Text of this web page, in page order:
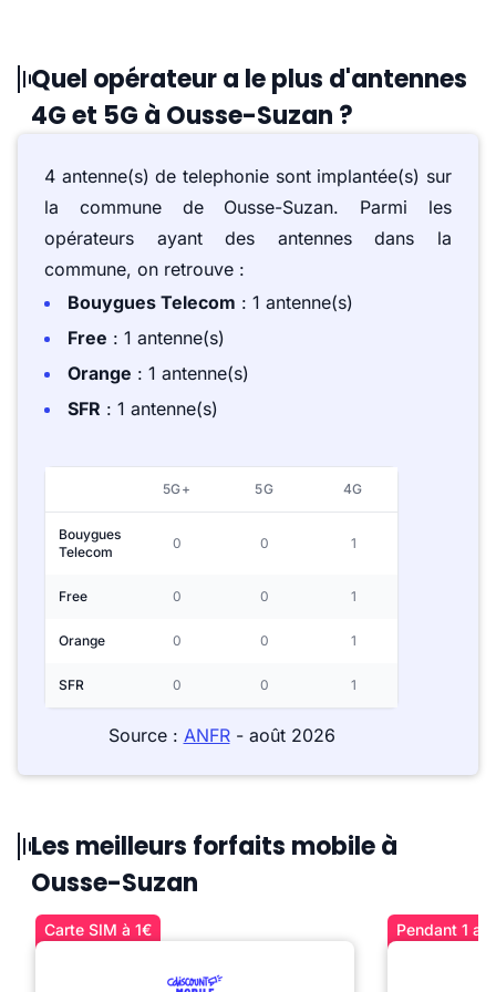
Quel opérateur a le plus d'antennes
4G et 5G à Ousse-Suzan ?
4 antenne(s) de telephonie sont implantée(s) sur
la commune de Ousse-Suzan. Parmi les
opérateurs ayant des antennes dans la
commune, on retrouve :
Bouygues Telecom : 1 antenne(s)
Free : 1 antenne(s)
Orange : 1 antenne(s)
SFR : 1 antenne(s)
5G+ 5G 4G
Bouygues
Telecom
0 0 1
Free 0 0 1
Orange 0 0 1
SFR 0 0 1
Source : ANFR- août 2026
Les meilleurs forfaits mobile à
Ousse-Suzan
Carte SIM à 1€ Pendant 1